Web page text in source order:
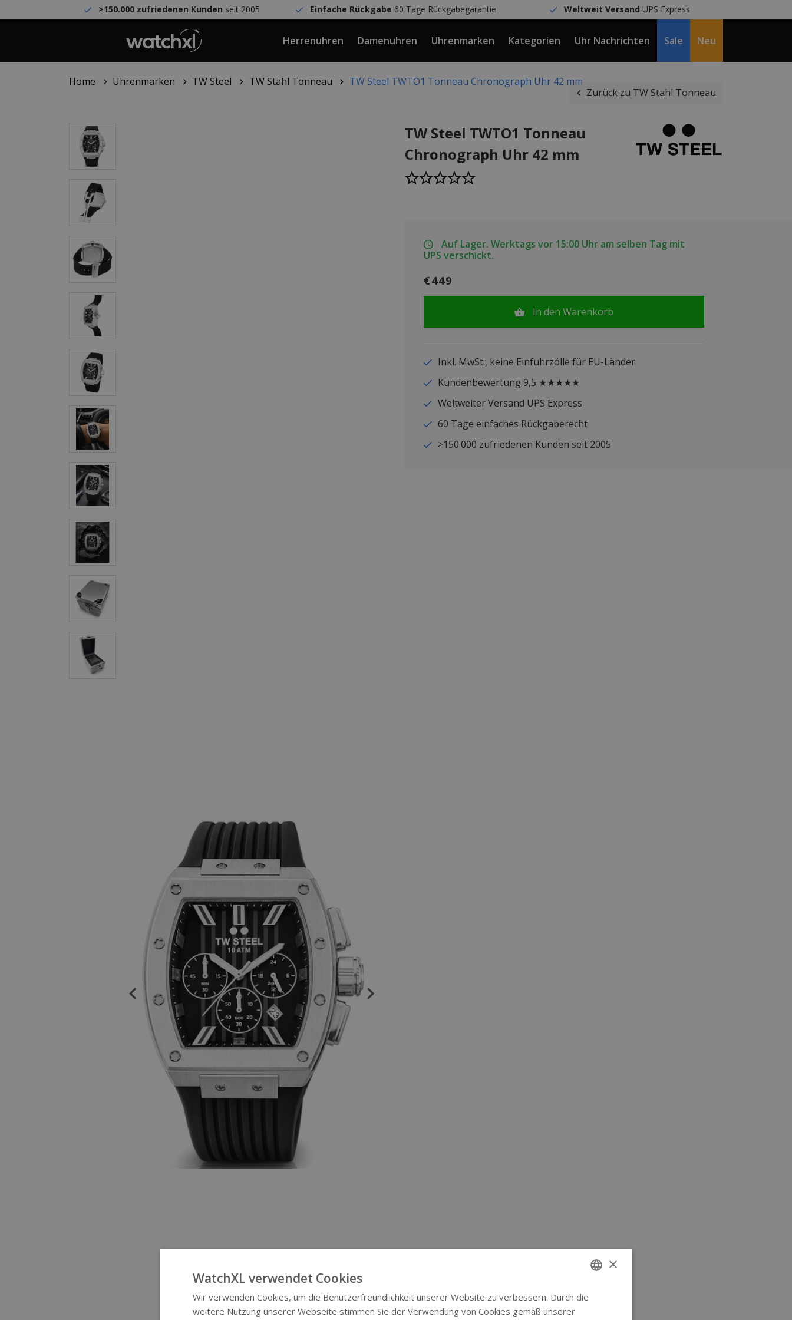
>150.000 zufriedenen Kunden seit 2005 Einfache Rückgabe 60 Tage Rückgabegarantie Weltweit Versand UPS Express
Herrenuhren Damenuhren Uhrenmarken Kategorien Uhr Nachrichten Sale Neu
Home Uhrenmarken TW Steel TW Stahl Tonneau
TW Steel TWTO1 Tonneau Chronograph Uhr 42 mm
Zurück zu TW Stahl Tonneau
TW Steel TWTO1 Tonneau
Chronograph Uhr 42 mm
Auf Lager. Werktags vor 15:00 Uhr am selben Tag mit
UPS verschickt.
€449
In den Warenkorb
Inkl. MwSt., keine Einfuhrzölle für EU-Länder
Kundenbewertung 9,5 ★★★★★
Weltweiter Versand UPS Express
60 Tage einfaches Rückgaberecht
>150.000 zufriedenen Kunden seit 2005
ENGLISH
×
WatchXL verwendet Cookies
Wir verwenden Cookies, um die Benutzerfreundlichkeit unserer Website zu verbessern. Durch die
weitere Nutzung unserer Webseite stimmen Sie der Verwendung von Cookies gemäß unserer